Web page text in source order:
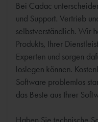
Bei Cadac
und Support. Vertrieb
selbstverständlich. Wir
Produkts, Ihrer
Experten und sorgen
loslegen können.
Software problemlos
das Beste aus Ihrer
Haben Sie technische